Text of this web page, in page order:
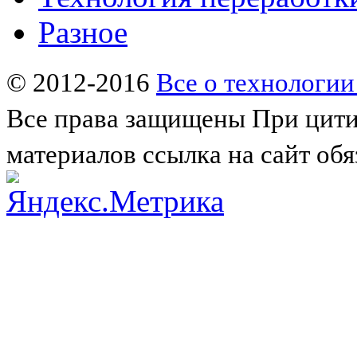
Разное
© 2012-2016 Все о
Все права защищены При
материалов ссылка на сайт